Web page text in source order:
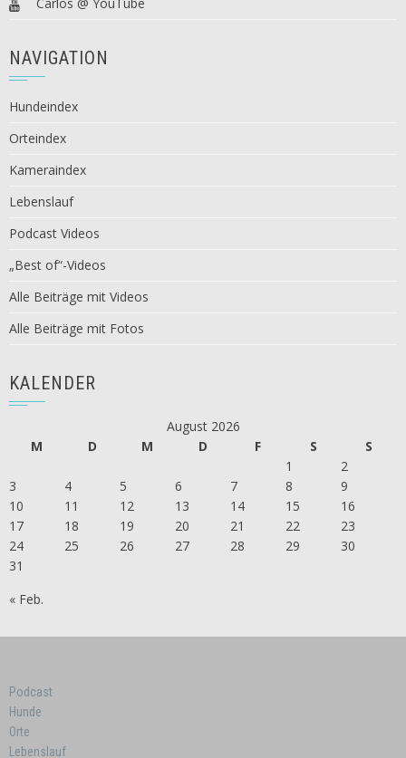
NAVIGATION
Hundeindex
Orteindex
Kameraindex
Lebenslauf
Podcast Videos
„Best of“-Videos
Alle Beiträge mit Videos
Alle Beiträge mit Fotos
KALENDER
August 2026
M
D M D F S
S
1
2
3
4 5 6 7 8
9
10
11 12 13 14 15
16
17
18 19 20 21 22
23
24
25 26 27 28 29
30
31
« Feb.
Podcast
Hunde
Orte
Lebenslauf